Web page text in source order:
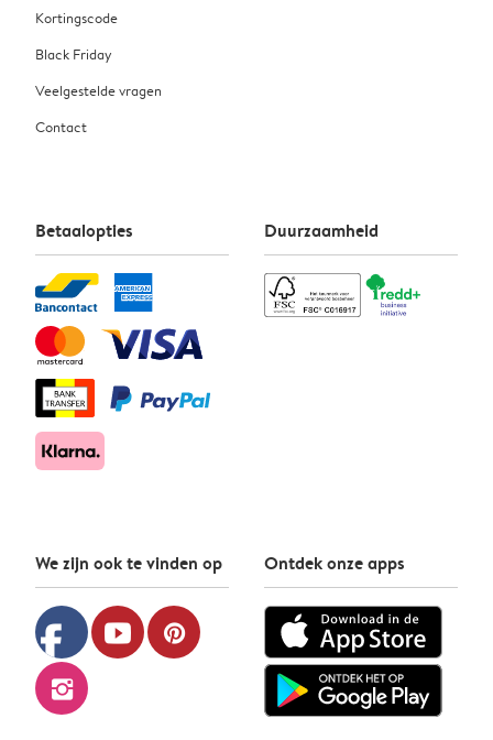
Kortingscode
Black Friday
Veelgestelde vragen
Contact
Betaalopties Duurzaamheid
We zijn ook te vinden op
facebook youtube pinterest
instagram
Ontdek onze apps